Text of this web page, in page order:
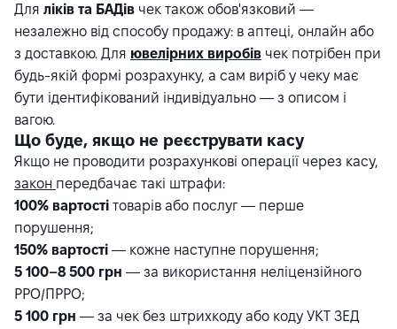
Для ліків та БАДів чек також обов'язковий —
незалежно від способу продажу: в аптеці, онлайн або
з доставкою. Для ювелірних виробів чек потрібен при
будь-якій формі розрахунку, а сам виріб у чеку має
бути ідентифікований індивідуально — з описом і
вагою.
Що буде, якщо не реєструвати касу
Якщо не проводити розрахункові операції через касу,
закон передбачає такі штрафи:
100% вартості товарів або послуг — перше
порушення;
150% вартості — кожне наступне порушення;
5 100–8 500 грн — за використання неліцензійного
РРО/ПРРО;
5 100 грн — за чек без штрихкоду або коду УКТ ЗЕД